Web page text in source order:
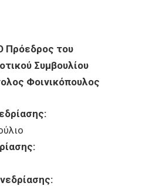
Πρόεδρος του
Συμβουλίου
Φοινικόπουλος